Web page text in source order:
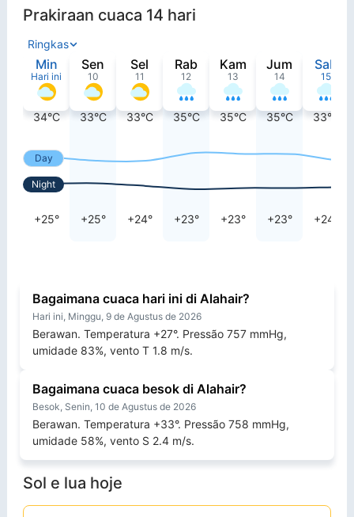
Prakiraan cuaca 14 hari
Ringkas
Min
Hari ini
34°C
+25°
Sen
10
33°C
+25°
Sel
11
33°C
+24°
Rab
12
35°C
+23°
Kam
13
35°C
+23°
Jum
14
35°C
+23°
Sab
15
33°C
+24°
Day
Night
Bagaimana cuaca hari ini di Alahair?
Hari ini, Minggu, 9 de Agustus de 2026
Berawan. Temperatura +27°. Pressão 757 mmHg,
umidade 83%, vento T 1.8 m/s.
Bagaimana cuaca besok di Alahair?
Besok, Senin, 10 de Agustus de 2026
Berawan. Temperatura +33°. Pressão 758 mmHg,
umidade 58%, vento S 2.4 m/s.
Sol e lua hoje